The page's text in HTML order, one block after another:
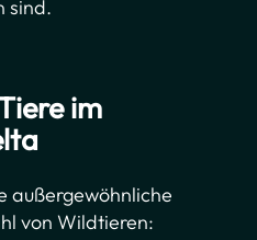
sind.
im
außergewöhnliche
von Wildtieren: